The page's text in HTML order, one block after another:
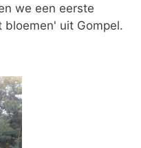
we een eerste
bloemen' uit Gompel.